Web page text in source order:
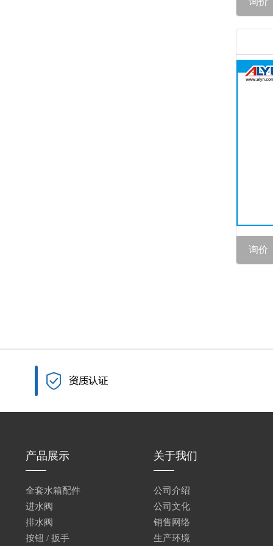
询价
产品展示
全套水箱配件
进水阀
排水阀
按钮 / 扳手
关于我们
公司介绍
公司文化
销售网络
生产环境